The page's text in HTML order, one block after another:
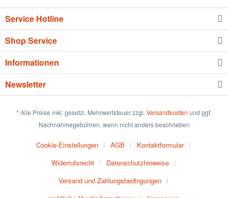
Service Hotline
Shop Service
Informationen
Newsletter
* Alle Preise inkl. gesetzl. Mehrwertsteuer zzgl. Versandkosten und ggf.
Nachnahmegebühren, wenn nicht anders beschrieben
Cookie-Einstellungen AGB
Kontaktformular
Widerrufsrecht
Datenschutzhinweise
Versand und Zahlungsbedingungen